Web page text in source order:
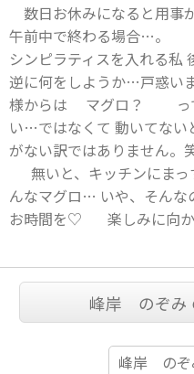
数日お休みになると用事
午前中で終わる場合…
シンピラティスを入れる私
逆に何をしようか…戸惑
様からは マグロ？ っ
い…ではなくて 動いてな
がない訳ではありません
無いと、キッチンにま
んなマグロ… いや、そん
お時間を♡ 楽しみに向か
峰岸 のぞみ
峰岸 のぞ